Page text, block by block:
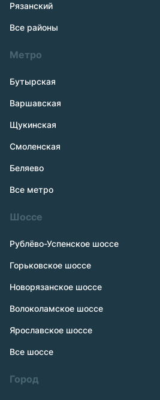
Рязанский
Все районы
Метро
Бутырская
Варшавская
Щукинская
Смоленская
Беляево
Все метро
Шоссе
Рублёво-Успенское шоссе
Горьковское шоссе
Новорязанское шоссе
Волоколамское шоссе
Ярославское шоссе
Все шоссе
Город